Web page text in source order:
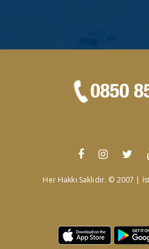
Her Hakkı Saklıdır. © 2007 |